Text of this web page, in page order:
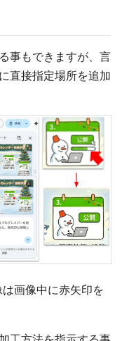
事もできますが、言
直接指定場所を追加
画像中に赤矢印を